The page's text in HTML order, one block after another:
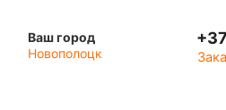
Ваш город
Новополоцк